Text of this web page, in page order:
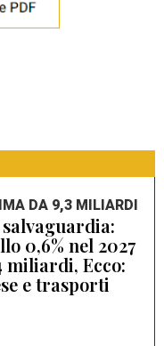
DA 9,3 MILIARDI
0,6% nel 2027
miliardi, Ecco:
e trasporti